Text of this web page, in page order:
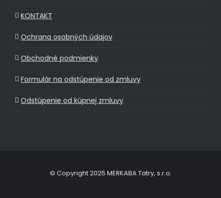
KONTAKT
Ochrana osobných údajov
Obchodné podmienky
Formulár na odstúpenie od zmluvy
Odstúpenie od kúpnej zmluvy
© Copyright 2025 MERKABA Tatry, s.r.o.